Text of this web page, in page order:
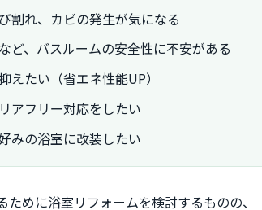
割れ、カビの発生が気になる
ど、バスルームの安全性に不安がある
えたい（省エネ性能UP）
アフリー対応をしたい
みの浴室に改装したい
ために浴室リフォームを検討するものの